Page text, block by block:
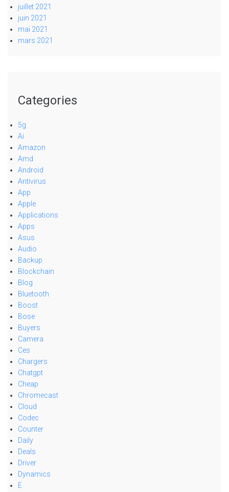
juillet 2021
juin 2021
mai 2021
mars 2021
Categories
5g
Ai
Amazon
Amd
Android
Antivirus
App
Apple
Applications
Apps
Asus
Audio
Backup
Blockchain
Blog
Bluetooth
Boost
Bose
Buyers
Camera
Ces
Chargers
Chatgpt
Cheap
Chromecast
Cloud
Codec
Counter
Daily
Deals
Driver
Dynamics
E